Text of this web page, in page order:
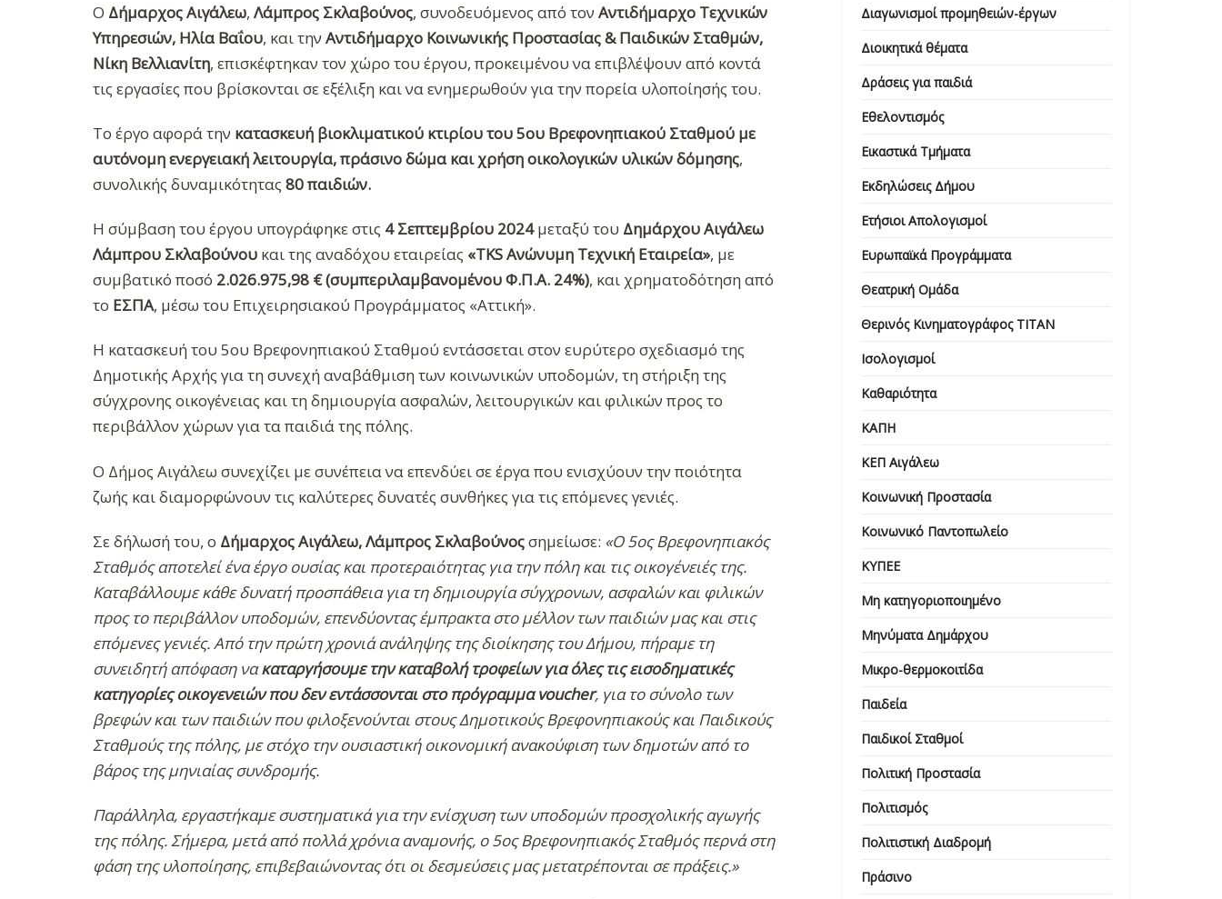
Ο Δήμαρχος Αιγάλεω, Λάμπρος Σκλαβούνος, συνοδευόμενος από τον Αντιδήμαρχο Τεχνικών
Υπηρεσιών, Ηλία Βαΐου, και την Αντιδήμαρχο Κοινωνικής Προστασίας & Παιδικών Σταθμών,
Νίκη Βελλιανίτη, επισκέφτηκαν τον χώρο του έργου, προκειμένου να επιβλέψουν από κοντά
τις εργασίες που βρίσκονται σε εξέλιξη και να ενημερωθούν για την πορεία υλοποίησής του.
Το έργο αφορά την κατασκευή βιοκλιματικού κτιρίου του 5ου Βρεφονηπιακού Σταθμού με
αυτόνομη ενεργειακή λειτουργία, πράσινο δώμα και χρήση οικολογικών υλικών δόμησης,
συνολικής δυναμικότητας 80 παιδιών.
Η σύμβαση του έργου υπογράφηκε στις 4 Σεπτεμβρίου 2024μεταξύ του Δημάρχου Αιγάλεω
Λάμπρου Σκλαβούνου και της αναδόχου εταιρείας «TKS Ανώνυμη Τεχνική Εταιρεία», με
συμβατικό ποσό 2.026.975,98 € (συμπεριλαμβανομένου Φ.Π.Α. 24%), και χρηματοδότηση από
το ΕΣΠΑ, μέσω του Επιχειρησιακού Προγράμματος «Αττική».
Η κατασκευή του 5ου Βρεφονηπιακού Σταθμού εντάσσεται στον ευρύτερο σχεδιασμό της
Δημοτικής Αρχής για τη συνεχή αναβάθμιση των κοινωνικών υποδομών, τη στήριξη της
σύγχρονης οικογένειας και τη δημιουργία ασφαλών, λειτουργικών και φιλικών προς το
περιβάλλον χώρων για τα παιδιά της πόλης.
Ο Δήμος Αιγάλεω συνεχίζει με συνέπεια να επενδύει σε έργα που ενισχύουν την ποιότητα
ζωής και διαμορφώνουν τις καλύτερες δυνατές συνθήκες για τις επόμενες γενιές.
Σε δήλωσή του, ο Δήμαρχος Αιγάλεω, Λάμπρος Σκλαβούνοςσημείωσε: «Ο 5ος Βρεφονηπιακός
Σταθμός αποτελεί ένα έργο ουσίας και προτεραιότητας για την πόλη και τις οικογένειές της.
Καταβάλλουμε κάθε δυνατή προσπάθεια για τη δημιουργία σύγχρονων, ασφαλών και φιλικών
προς το περιβάλλον υποδομών, επενδύοντας έμπρακτα στο μέλλον των παιδιών μας και στις
επόμενες γενιές. Από την πρώτη χρονιά ανάληψης της διοίκησης του Δήμου, πήραμε τη
συνειδητή απόφαση νακαταργήσουμε την καταβολή τροφείων για όλες τις εισοδηματικές
κατηγορίες οικογενειών που δεν εντάσσονται στο πρόγραμμα voucher, για το σύνολο των
βρεφών και των παιδιών που φιλοξενούνται στους Δημοτικούς Βρεφονηπιακούς και Παιδικούς
Σταθμούς της πόλης, με στόχο την ουσιαστική οικονομική ανακούφιση των δημοτών από το
βάρος της μηνιαίας συνδρομής.
Παράλληλα, εργαστήκαμε συστηματικά για την ενίσχυση των υποδομών προσχολικής αγωγής
της πόλης. Σήμερα, μετά από πολλά χρόνια αναμονής, ο 5ος Βρεφονηπιακός Σταθμός περνά στη
φάση της υλοποίησης, επιβεβαιώνοντας ότι οι δεσμεύσεις μας μετατρέπονται σε πράξεις.»
Διαγωνισμοί προμηθειών-έργων
Διοικητικά θέματα
Δράσεις για παιδιά
Εθελοντισμός
Εικαστικά Τμήματα
Εκδηλώσεις Δήμου
Ετήσιοι Απολογισμοί
Ευρωπαϊκά Προγράμματα
Θεατρική Ομάδα
Θερινός Κινηματογράφος ΤΙΤΑΝ
Ισολογισμοί
Καθαριότητα
ΚΑΠΗ
ΚΕΠ Αιγάλεω
Κοινωνική Προστασία
Κοινωνικό Παντοπωλείο
ΚΥΠΕΕ
Μη κατηγοριοποιημένο
Μηνύματα Δημάρχου
Μικρο-θερμοκοιτίδα
Παιδεία
Παιδικοί Σταθμοί
Πολιτική Προστασία
Πολιτισμός
Πολιτιστική Διαδρομή
Πράσινο